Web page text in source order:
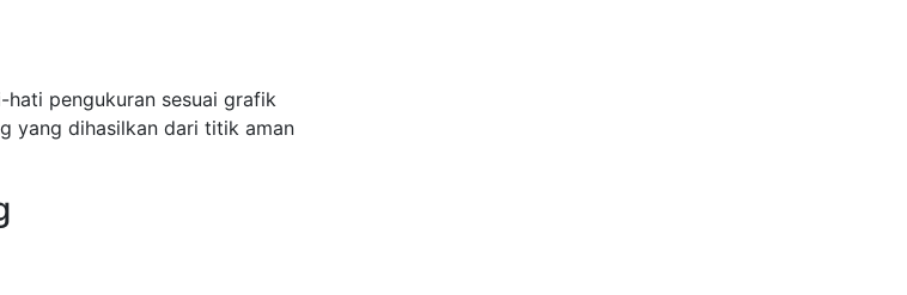
hati pengukuran sesuai grafik
yang dihasilkan dari titik aman